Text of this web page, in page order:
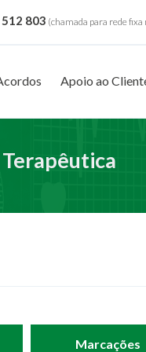
803 (chamada para rede fixa
Apoio ao
Marcações